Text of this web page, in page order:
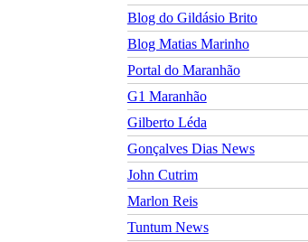
Blog do Gildásio Brito
Blog Matias Marinho
Portal do Maranhão
G1 Maranhão
Gilberto Léda
Gonçalves Dias News
John Cutrim
Marlon Reis
Tuntum News